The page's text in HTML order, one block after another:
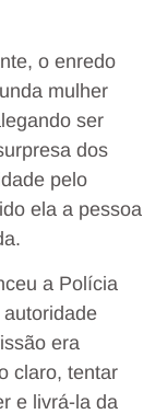
o enredo
mulher
ser
dos
pelo
ela a pessoa
a Polícia
era
claro, tentar
e livrá-la da